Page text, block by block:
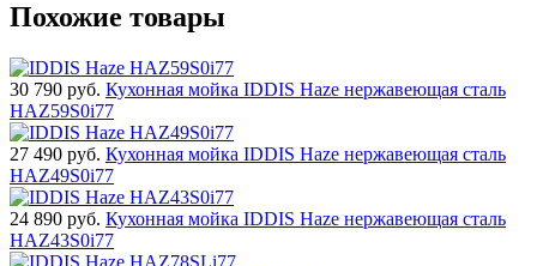
Похожие товары
30 790 руб. Кухонная мойка IDDIS Haze нержавеющая сталь
HAZ59S0i77
27 490 руб. Кухонная мойка IDDIS Haze нержавеющая сталь
HAZ49S0i77
24 890 руб. Кухонная мойка IDDIS Haze нержавеющая сталь
HAZ43S0i77